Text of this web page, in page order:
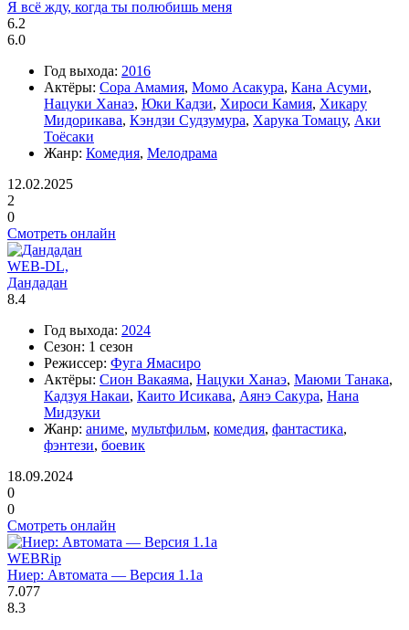
Я всё жду, когда ты полюбишь меня
6.2
6.0
Год выхода: 2016
Актёры: Сора Амамия, Момо Асакура, Кана Асуми,
Нацуки Ханаэ, Юки Кадзи, Хироси Камия, Хикару
Мидорикава, Кэндзи Судзумура, Харука Томацу, Аки
Тоёсаки
Жанр: Комедия, Мелодрама
12.02.2025
2
0
Смотреть онлайн
WEB-DL,
Дандадан
8.4
Год выхода: 2024
Сезон: 1 сезон
Режиссер: Фуга Ямасиро
Актёры: Сион Вакаяма, Нацуки Ханаэ, Маюми Танака,
Кадзуя Накаи, Каито Исикава, Аянэ Сакура, Нана
Мидзуки
Жанр: аниме, мультфильм, комедия, фантастика,
фэнтези, боевик
18.09.2024
0
0
Смотреть онлайн
WEBRip
Ниер: Автомата — Версия 1.1а
7.077
8.3